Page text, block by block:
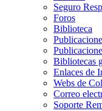
Seguro
Foros
Biblioteca
Bibliotecas
Enlaces de
Webs de
Correo
Soporte